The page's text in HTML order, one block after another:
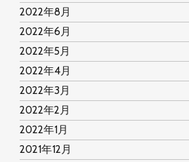
2022年8月
2022年6月
2022年5月
2022年4月
2022年3月
2022年2月
2022年1月
2021年12月